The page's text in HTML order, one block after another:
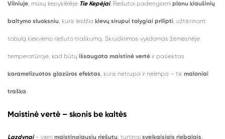
Vilniuje, mūsų kepyklėlėje Tie Kepėjai. Riešutai padengiami plonu kiaušinių
baltymo sluoksniu, kuris leidžia klevų sirupui tolygiai prilipti, užtikrinant
tobulą kiekvieno riešuto traškumą. Skrudinimas vykdomas žemesnėje
temperatūroje, kad būtų išsaugota maistinė vertė ir pasiektas
karamelizuotos glazūros efektas, kuris netrupa ir nelimpa – tik maloniai
traška.
Maistinė vertė – skonis be kaltės
Lazdynai– vieni maistingiausių riešutų, turtingi sveikaisiais riebalais,